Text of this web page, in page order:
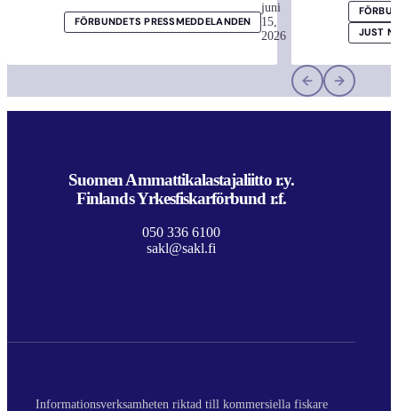
FÖRBUNDETS PRESSMEDDELANDEN
juni
15,
2026
JUST
Suomen Ammattikalastajaliitto r.y.
Finlands Yrkesfiskarförbund r.f.
050 336 6100
sakl@sakl.fi
Informationsverksamheten riktad till kommersiella fiskare